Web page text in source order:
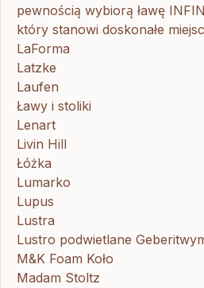
pewnością wybiorą ławę
który stanowi doskonałe
LaForma
Latzke
Laufen
Ławy i stoliki
Lenart
Livin Hill
Łóżka
Lumarko
Lupus
Lustra
Lustro podwietlane
M&K Foam Koło
Madam Stoltz